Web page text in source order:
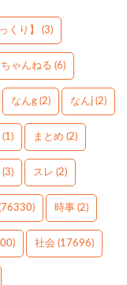
くり】 (3)
ゃんねる (6)
なんg (2) なんj (2)
(1) まとめ (2)
(3) スレ (2)
時事 (2)
社会 (17696)